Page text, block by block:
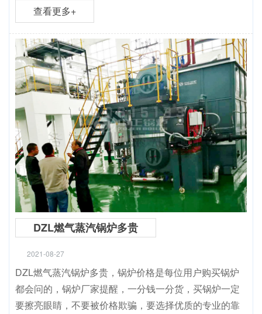
查看更多+
DZL燃气蒸汽锅炉多贵
2021-08-27
DZL燃气蒸汽锅炉多贵，锅炉价格是每位用户购买锅炉
都会问的，锅炉厂家提醒，一分钱一分货，买锅炉一定
要擦亮眼睛，不要被价格欺骗，要选择优质的专业的靠